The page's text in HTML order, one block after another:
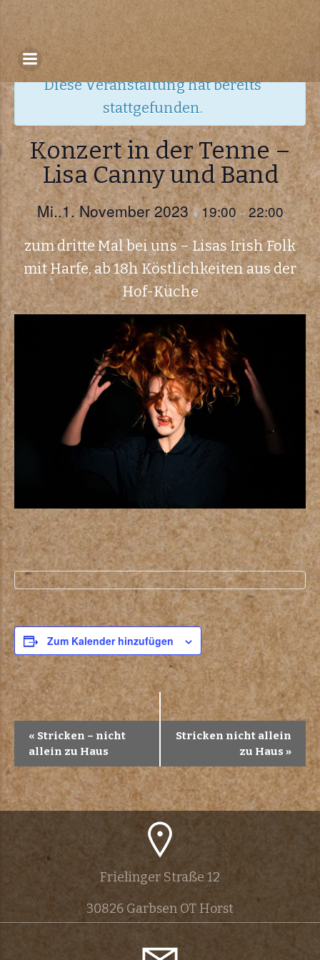
Zum
Inhalt
springen
« Alle Veranstaltungen
Diese Veranstaltung hat bereits
stattgefunden.
Konzert in der Tenne –
Lisa Canny und Band
Mi..1. November 2023♦19:00 –22:00
zum dritte Mal bei uns – Lisas Irish Folk
mit Harfe, ab 18h Köstlichkeiten aus der
Hof-Küche
Zum Kalender hinzufügen
V
e
r
t
« Stricken – nicht
allein zu Haus
Stricken nicht allein
zu Haus »
Frielinger Straße 12
30826 Garbsen OT Horst